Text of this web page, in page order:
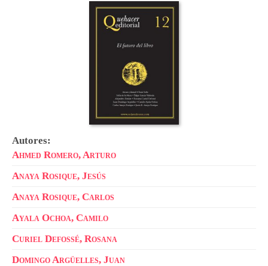
Autores:
Ahmed Romero, Arturo
Anaya Rosique, Jesús
Anaya Rosique, Carlos
Ayala Ochoa, Camilo
Curiel Defossé, Rosana
Domingo Argüelles, Juan